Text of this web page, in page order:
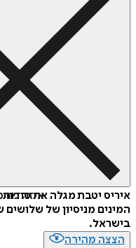
איזהאיריס יטבת מגלה את
המינים מניסיון של
בישראל.
הצצה מהירה